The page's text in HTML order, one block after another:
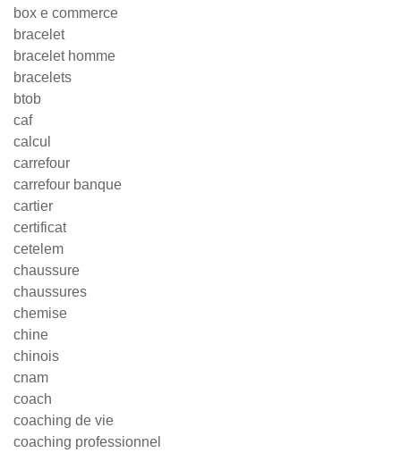
box e commerce
bracelet
bracelet homme
bracelets
btob
caf
calcul
carrefour
carrefour banque
cartier
certificat
cetelem
chaussure
chaussures
chemise
chine
chinois
cnam
coach
coaching de vie
coaching professionnel